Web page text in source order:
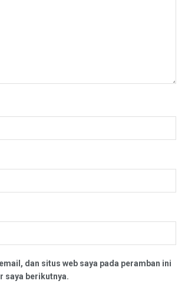
dan situs web saya pada peramban ini
saya berikutnya.